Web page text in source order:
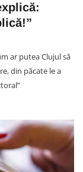
ar putea Clujul să
din păcate le a